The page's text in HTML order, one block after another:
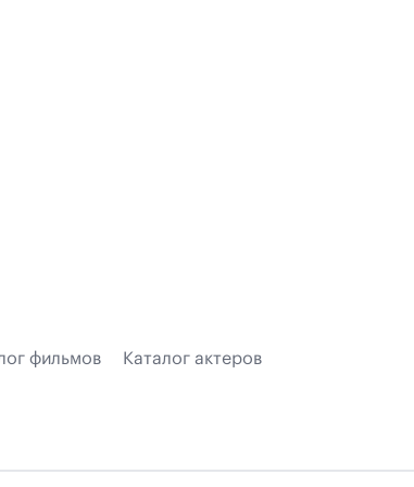
фильмов Каталог актеров